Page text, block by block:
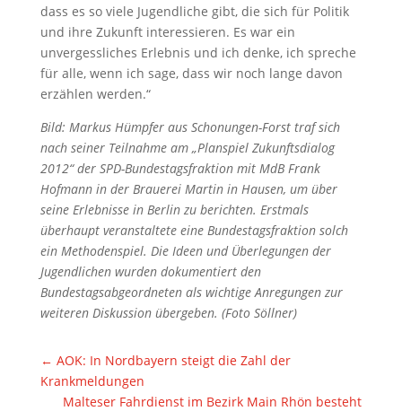
dass es so viele Jugendliche gibt, die sich für Politik
und ihre Zukunft interessieren. Es war ein
unvergessliches Erlebnis und ich denke, ich spreche
für alle, wenn ich sage, dass wir noch lange davon
erzählen werden.“
Bild: Markus Hümpfer aus Schonungen-Forst traf sich
nach seiner Teilnahme am „Planspiel Zukunftsdialog
2012“ der SPD-Bundestagsfraktion mit MdB Frank
Hofmann in der Brauerei Martin in Hausen, um über
seine Erlebnisse in Berlin zu berichten. Erstmals
überhaupt veranstaltete eine Bundestagsfraktion solch
ein Methodenspiel. Die Ideen und Überlegungen der
Jugendlichen wurden dokumentiert den
Bundestagsabgeordneten als wichtige Anregungen zur
weiteren Diskussion übergeben. (Foto Söllner)
← AOK: In Nordbayern steigt die Zahl der
Krankmeldungen
Malteser Fahrdienst im Bezirk Main Rhön besteht